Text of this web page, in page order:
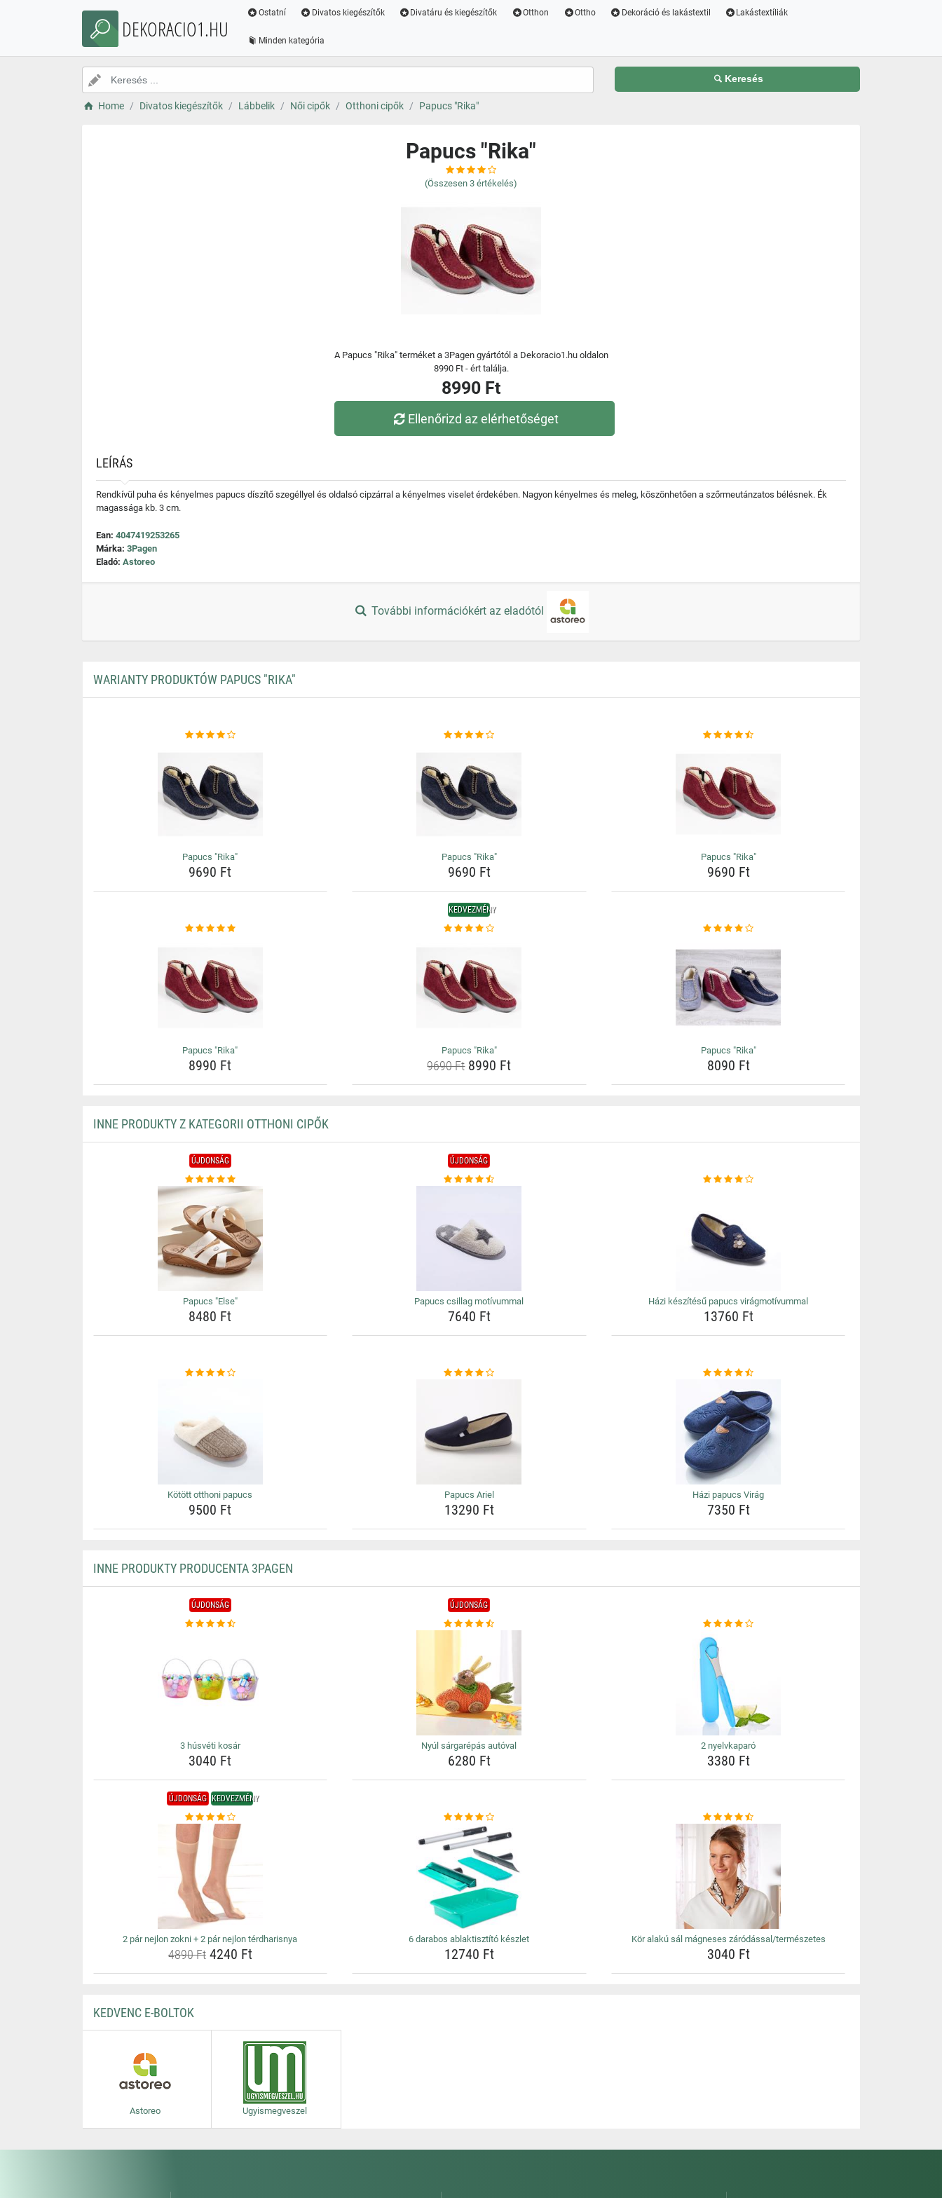
DEKORACIO1.HU
Ostatní Divatos kiegészítők Divatáru és kiegészítők Otthon Ottho Dekoráció és lakástextil Lakástextíliák
Minden kategória
Keresés
Home Divatos kiegészítők Lábbelik Női cipők Otthoni cipők Papucs "Rika"
Papucs "Rika"
(Összesen 3 értékelés)
A Papucs "Rika" terméket a 3Pagen gyártótól a Dekoracio1.hu oldalon
8990 Ft - ért találja.
8990 Ft
Ellenőrizd az elérhetőséget
LEÍRÁS
Rendkívül puha és kényelmes papucs díszítő szegéllyel és oldalsó cipzárral a kényelmes viselet érdekében. Nagyon kényelmes és meleg, köszönhetően a szőrmeutánzatos bélésnek. Ék
magassága kb. 3 cm.
Ean: 4047419253265
Márka: 3Pagen
Eladó: Astoreo
További információkért az eladótól
WARIANTY PRODUKTÓW PAPUCS "RIKA"
Papucs "Rika"
9690 Ft
Papucs "Rika"
9690 Ft
Papucs "Rika"
9690 Ft
Papucs "Rika"
8990 Ft
KEDVEZMÉNY
Papucs "Rika"
9690 Ft8990 Ft
Papucs "Rika"
8090 Ft
INNE PRODUKTY Z KATEGORII OTTHONI CIPŐK
ÚJDONSÁG
Papucs "Else"
8480 Ft
ÚJDONSÁG
Papucs csillag motívummal
7640 Ft
Házi készítésű papucs virágmotívummal
13760 Ft
Kötött otthoni papucs
9500 Ft
Papucs Ariel
13290 Ft
Házi papucs Virág
7350 Ft
INNE PRODUKTY PRODUCENTA 3PAGEN
ÚJDONSÁG
3 húsvéti kosár
3040 Ft
ÚJDONSÁG
Nyúl sárgarépás autóval
6280 Ft
2 nyelvkaparó
3380 Ft
ÚJDONSÁG KEDVEZMÉNY
2 pár nejlon zokni + 2 pár nejlon térdharisnya
4890 Ft4240 Ft
6 darabos ablaktisztító készlet
12740 Ft
Kör alakú sál mágneses záródással/természetes
3040 Ft
KEDVENC E-BOLTOK
Astoreo Ugyismegveszel